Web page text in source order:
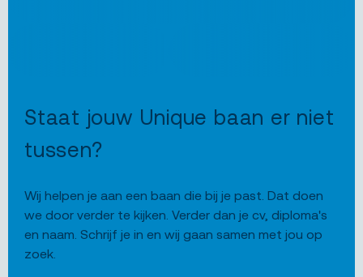
Staat jouw Unique baan er niet
tussen?
Wij helpen je aan een baan die bij je past. Dat doen
we door verder te kijken. Verder dan je cv, diploma's
en naam. Schrijf je in en wij gaan samen met jou op
zoek.